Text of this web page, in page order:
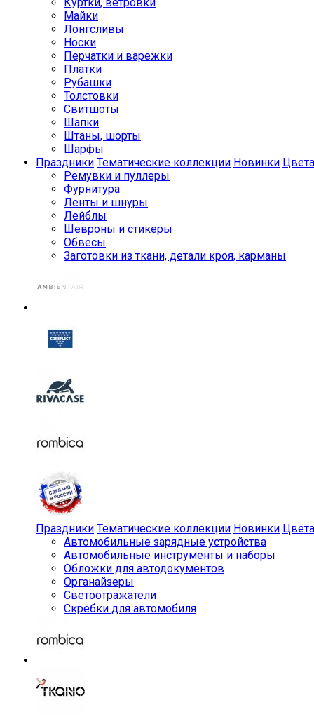
Майки
Лонгсливы
Носки
Перчатки и варежки
Платки
Рубашки
Толстовки
Свитшоты
Шапки
Штаны, шорты
Шарфы
Праздники Тематические коллекции Новинки Цвета
Ремувки и пуллеры
Фурнитура
Ленты и шнуры
Лейблы
Шевроны и стикеры
Обвесы
Заготовки из ткани, детали кроя, карманы
Праздники Тематические коллекции Новинки Цвета
Автомобильные зарядные устройства
Автомобильные инструменты и наборы
Обложки для автодокументов
Органайзеры
Светоотражатели
Скребки для автомобиля